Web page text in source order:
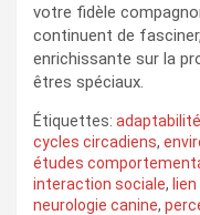
votre fidèle
continuent de
enrichissante sur la
êtres spéciaux.
Étiquettes:
cycles circadiens,
études
interaction sociale,
neurologie canine,